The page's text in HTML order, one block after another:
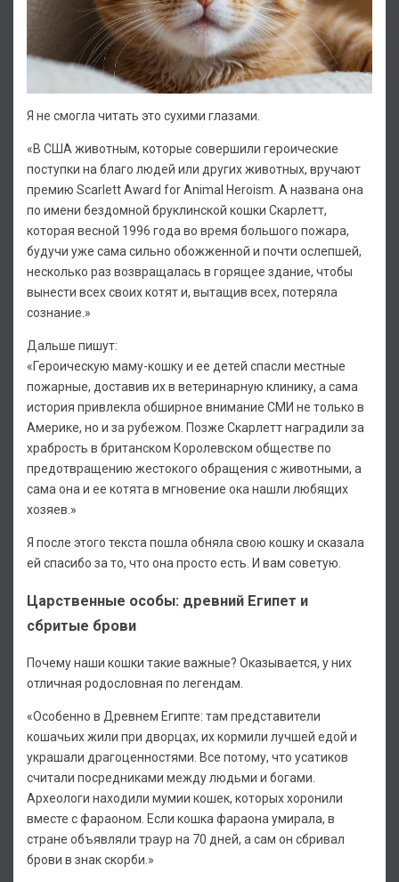
Я не смогла читать это сухими глазами.
«В США животным, которые совершили героические
поступки на благо людей или других животных, вручают
премию Scarlett Award for Animal Heroism. А названа она
по имени бездомной бруклинской кошки Скарлетт,
которая весной 1996 года во время большого пожара,
будучи уже сама сильно обожженной и почти ослепшей,
несколько раз возвращалась в горящее здание, чтобы
вынести всех своих котят и, вытащив всех, потеряла
сознание.»
Дальше пишут:
«Героическую маму-кошку и ее детей спасли местные
пожарные, доставив их в ветеринарную клинику, а сама
история привлекла обширное внимание СМИ не только в
Америке, но и за рубежом. Позже Скарлетт наградили за
храбрость в британском Королевском обществе по
предотвращению жестокого обращения с животными, а
сама она и ее котята в мгновение ока нашли любящих
хозяев.»
Я после этого текста пошла обняла свою кошку и сказала
ей спасибо за то, что она просто есть. И вам советую.
Царственные особы: древний Египет и
сбритые брови
Почему наши кошки такие важные? Оказывается, у них
отличная родословная по легендам.
«Особенно в Древнем Египте: там представители
кошачьих жили при дворцах, их кормили лучшей едой и
украшали драгоценностями. Все потому, что усатиков
считали посредниками между людьми и богами.
Археологи находили мумии кошек, которых хоронили
вместе с фараоном. Если кошка фараона умирала, в
стране объявляли траур на 70 дней, а сам он сбривал
брови в знак скорби.»